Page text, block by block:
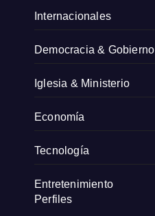
Internacionales
Democracia & Gobierno
Iglesia & Ministerio
Economía
Tecnología
Entretenimiento
Perfiles